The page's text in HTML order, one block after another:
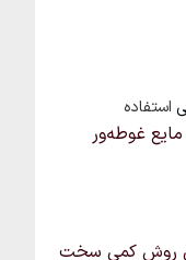
استفاده
غوطه‌ور
روش کمی سخت